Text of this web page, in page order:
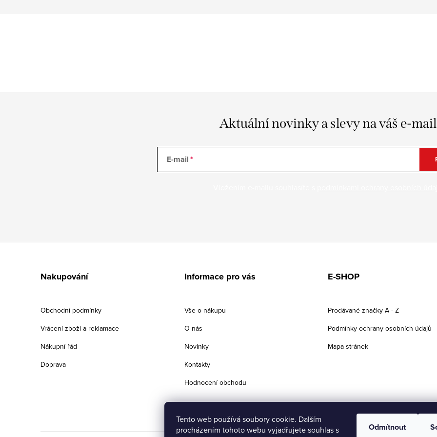
Tento web používá soubory cookie. Dalším
procházením tohoto webu vyjadřujete souhlas s
Odmítnout
Aktuální novinky a slevy na váš e-mail
E-mail
Nakupování
Obchodní podmínky
Vrácení zboží a reklamace
Nákupní řád
Doprava
Informace pro vás
Vše o nákupu
O nás
Novinky
Kontakty
Hodnocení obchodu
E-SHOP
Prodávané značky A - Z
Podmínky ochrany osobních údajů
Mapa stránek